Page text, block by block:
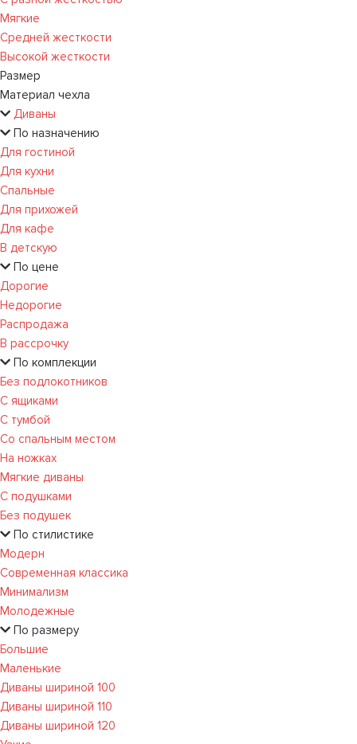
Мягкие
Средней жесткости
Высокой жесткости
Размер
Материал чехла
Диваны
По назначению
Для гостиной
Для кухни
Спальные
Для прихожей
Для кафе
В детскую
По цене
Дорогие
Недорогие
Распродажа
В рассрочку
По комплекции
Без подлокотников
С ящиками
С тумбой
Со спальным местом
На ножках
Мягкие диваны
С подушками
Без подушек
По стилистике
Модерн
Современная классика
Минимализм
Молодежные
По размеру
Большие
Маленькие
Диваны шириной 100
Диваны шириной 110
Диваны шириной 120